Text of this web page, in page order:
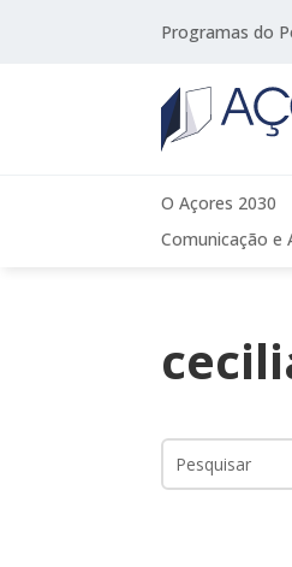
Programas do
O Açores 2030
Comunicação e